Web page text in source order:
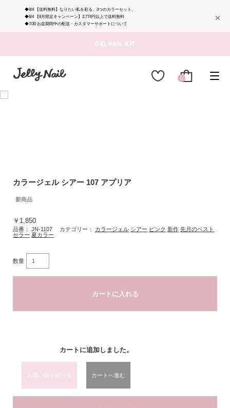
◆8/4 【送料無料】なりたい私を彩る、3つのカラーセット。
◆8/4 【8月限定キャンペーン】2,774円以上で送料無料
◆7/30お盆期間中の配送・カスタマーサポートについて
GELNAIL KIT
0
カラージェル シアー 107 アプリア
新商品
￥1,850
品番： JN-1107 カテゴリー： カラージェル シアー ピンク 新作 先月のベスト
セラー 夏カラー
数量
カートに入れる
カートに追加しました。
お買い物を続ける カートへ進む